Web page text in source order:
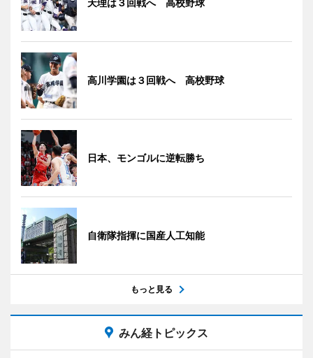
高川学園は３回戦へ 高校野球
日本、モンゴルに逆転勝ち
自衛隊指揮に国産人工知能
もっと見る
みん経トピックス